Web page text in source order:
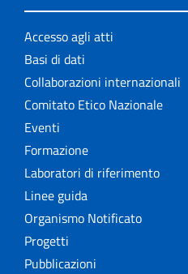
Accesso agli atti
Basi di dati
Collaborazioni internazionali
Comitato Etico Nazionale
Eventi
Formazione
Laboratori di riferimento
Linee guida
Organismo Notificato
Progetti
Pubblicazioni